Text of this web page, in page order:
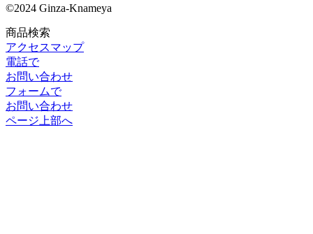
©2024 Ginza-Knameya
商品検索
アクセスマップ
電話で
お問い合わせ
フォームで
お問い合わせ
ページ上部へ